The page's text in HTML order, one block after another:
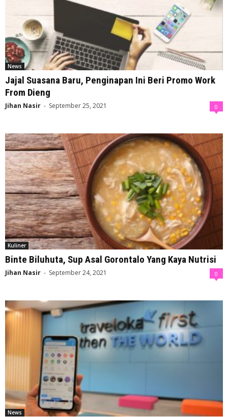
News
Jajal Suasana Baru, Penginapan Ini Beri Promo Work
From Dieng
Jihan Nasir - September 25, 2021 0
Kuliner
Binte Biluhuta, Sup Asal Gorontalo Yang Kaya Nutrisi
Jihan Nasir - September 24, 2021 0
News